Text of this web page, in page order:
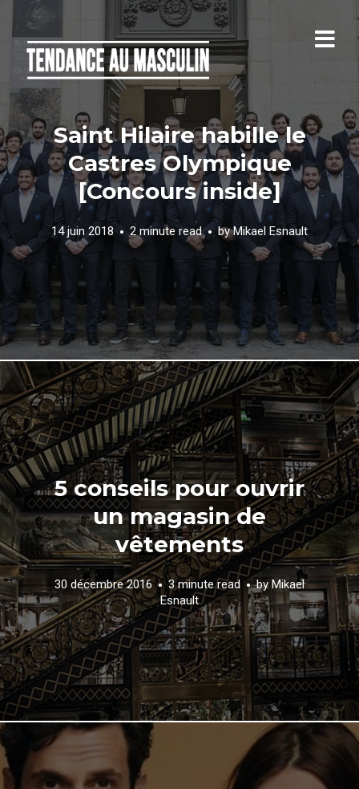
Saint Hilaire habille le
Castres Olympique
[Concours inside]
14 juin 2018 2 minute read byMikael Esnault
5 conseils pour ouvrir
un magasin de
vêtements
30 décembre 2016 3 minute read by Mikael
Esnault